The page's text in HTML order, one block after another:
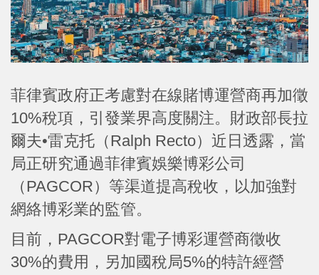
菲律賓政府正考慮對在線賭博運營商再加徵
10%稅項，引發業界高度關注。財政部長拉
爾夫•雷克托（Ralph Recto）近日透露，當
局正研究通過菲律賓娛樂博彩公司
（PAGCOR）等渠道提高稅收，以加強對
網絡博彩業的監管。
目前，PAGCOR對電子博彩運營商徵收
30%的費用，另加國稅局5%的特許經營